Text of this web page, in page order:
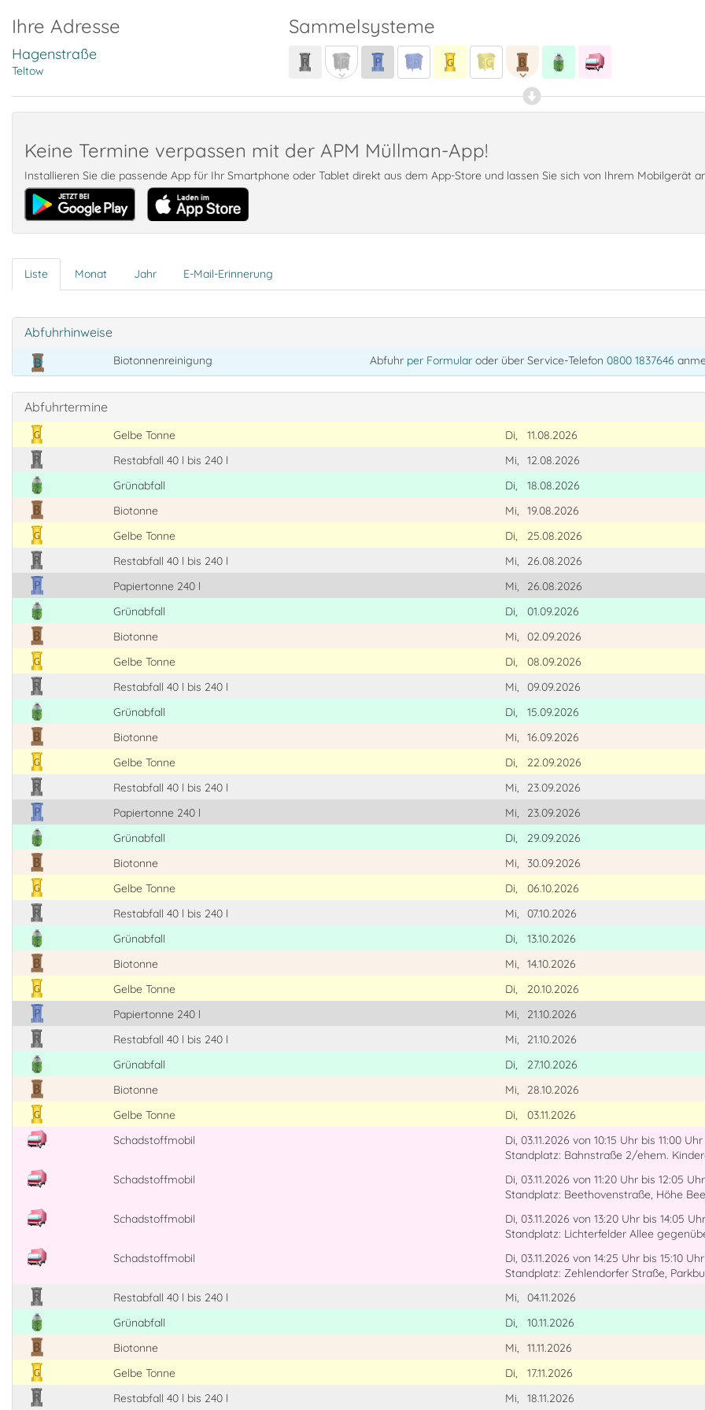
Ihre Adresse
Hagenstraße
Teltow
Sammelsysteme
Keine Termine verpassen mit der APM Müllman-App!
Installieren Sie die passende App für Ihr Smartphone oder Tablet direkt aus dem App-Store und lassen Sie sich von Ihrem Mobilgerät
Liste Monat Jahr E-Mail-Erinnerung
Abfuhrhinweise
Biotonnenreinigung Abfuhr per Formularoder über Service-Telefon 0800 1837646
Abfuhrtermine
Gelbe Tonne Di,
11.08.2026
Restabfall 40 l bis 240 l
Mi,
12.08.2026
Grünabfall
Di,
18.08.2026
Biotonne
Mi,
19.08.2026
Gelbe Tonne
Di,
25.08.2026
Restabfall 40 l bis 240 l
Mi,
26.08.2026
Papiertonne 240 l
Mi,
26.08.2026
Grünabfall
Di,
01.09.2026
Biotonne
Mi,
02.09.2026
Gelbe Tonne
Di,
08.09.2026
Restabfall 40 l bis 240 l
Mi,
09.09.2026
Grünabfall
Di,
15.09.2026
Biotonne
Mi,
16.09.2026
Gelbe Tonne
Di,
22.09.2026
Restabfall 40 l bis 240 l
Mi,
23.09.2026
Papiertonne 240 l
Mi,
23.09.2026
Grünabfall
Di,
29.09.2026
Biotonne
Mi,
30.09.2026
Gelbe Tonne
Di,
06.10.2026
Restabfall 40 l bis 240 l
Mi,
07.10.2026
Grünabfall
Di,
13.10.2026
Biotonne
Mi,
14.10.2026
Gelbe Tonne
Di,
20.10.2026
Papiertonne 240 l
Mi,
21.10.2026
Restabfall 40 l bis 240 l
Mi,
21.10.2026
Grünabfall
Di,
27.10.2026
Biotonne
Mi,
28.10.2026
Gelbe Tonne
Di,
03.11.2026
Schadstoffmobil
Di, 03.11.2026 von 10:15 Uhr bis 11:00 Uhr
Standplatz: Bahnstraße 2/ehem.
Schadstoffmobil
Di, 03.11.2026 von 11:20 Uhr bis 12:05 Uhr
Standplatz: Beethovenstraße, Höhe
Schadstoffmobil
Di, 03.11.2026 von 13:20 Uhr bis 14:05 Uhr
Standplatz: Lichterfelder Allee
Schadstoffmobil
Di, 03.11.2026 von 14:25 Uhr bis 15:10 Uhr
Standplatz: Zehlendorfer Straße,
Restabfall 40 l bis 240 l
Mi,
04.11.2026
Grünabfall
Di,
10.11.2026
Biotonne
Mi,
11.11.2026
Gelbe Tonne
Di,
17.11.2026
Restabfall 40 l bis 240 l
Mi, 18.11.2026